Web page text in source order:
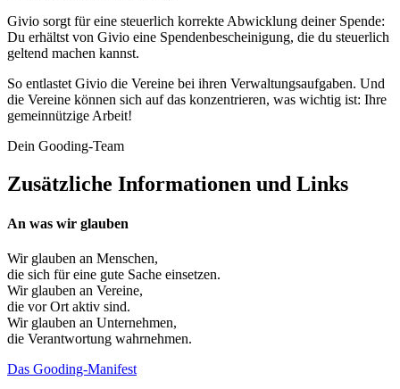
Givio sorgt für eine steuerlich korrekte Abwicklung deiner Spende:
Du erhältst von Givio eine Spendenbescheinigung, die du steuerlich
geltend machen kannst.
So entlastet Givio die Vereine bei ihren Verwaltungsaufgaben. Und
die Vereine können sich auf das konzentrieren, was wichtig ist: Ihre
gemeinnützige Arbeit!
Dein Gooding-Team
Zusätzliche Informationen und Links
An was wir glauben
Wir glauben an Menschen,
die sich für eine gute Sache einsetzen.
Wir glauben an Vereine,
die vor Ort aktiv sind.
Wir glauben an Unternehmen,
die Verantwortung wahrnehmen.
Das Gooding-Manifest